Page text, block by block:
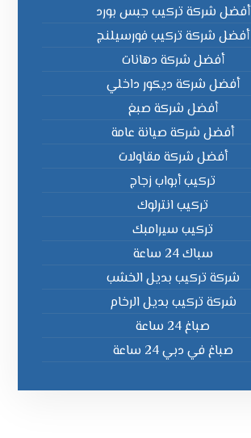
أفضل شركة تركيب جبس بورد
أفضل شركة تركيب فورسيلنج
أفضل شركة دهانات
أفضل شركة ديكور داخلي
أفضل شركة صبغ
أفضل شركة صيانة عامة
أفضل شركة مقاولات
تركيب أبواب زجاج
تركيب انترلوك
تركيب سيرامبك
سباك 24 ساعة
شركة تركيب بديل الخشب
شركة تركيب بديل الرخام
صباغ 24 ساعة
صباغ في دبي 24 ساعة